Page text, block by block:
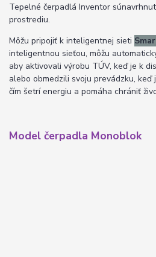
Tepelné čerpadlá Inventor
prostrediu.
Môžu pripojiť k inteligentnej sieti
inteligentnou sieťou, môžu
aby aktivovali výrobu TÚV, keď je k
alebo obmedzili svoju prevádzku,
čím šetrí energiu a pomáha chrániť
Model čerpadla Monoblok